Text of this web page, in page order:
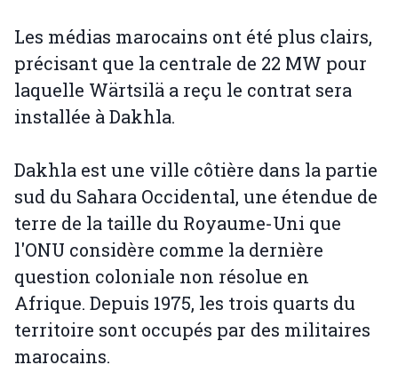
Les médias marocains ont été plus clairs,
précisant que la centrale de 22 MW pour
laquelle Wärtsilä a reçu le contrat sera
installée à Dakhla.
Dakhla est une ville côtière dans la partie
sud du Sahara Occidental, une étendue de
terre de la taille du Royaume-Uni que
l'ONU considère comme la dernière
question coloniale non résolue en
Afrique. Depuis 1975, les trois quarts du
territoire sont occupés par des militaires
marocains.